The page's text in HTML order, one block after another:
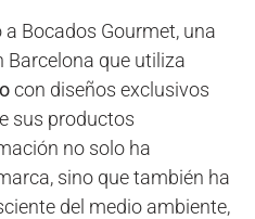
Bocados Gourmet, una
Barcelona que utiliza
con diseños exclusivos
sus productos
no solo ha
sino que también ha
del medio ambiente,